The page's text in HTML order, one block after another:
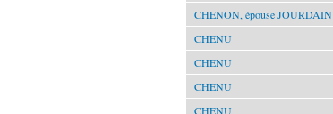
CHENON, épouse JOURDAIN
CHENU
CHENU
CHENU
CHENU